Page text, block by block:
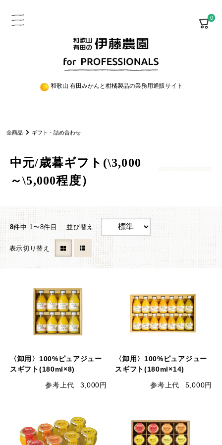
和歌山 有田みかんと柑橘製品の業務用通販サイト
0
全商品 ギフト・詰め合わせ
中元/歳暮ギフト(\3,000
～\5,000程度）
8件中 1〜8件目 並び替え
表示切り替え
〈卸用〉100%ピュアジュー
スギフト(180ml×8)
参考上代
3,000円
〈卸用〉100%ピュアジュー
スギフト(180ml×14)
参考上代
5,000円